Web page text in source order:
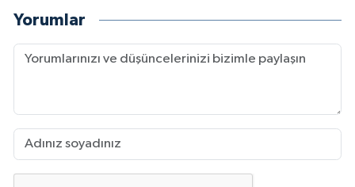
Yorumlar